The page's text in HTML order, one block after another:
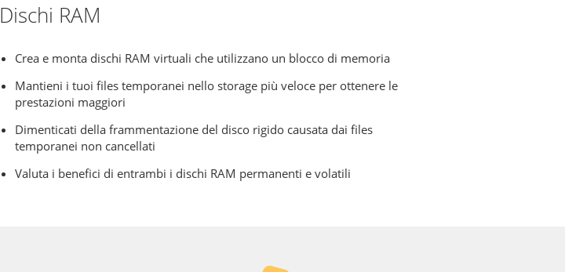
Dischi RAM
Crea e monta dischi RAM virtuali che utilizzano un blocco di memoria
Mantieni i tuoi files temporanei nello storage più veloce per ottenere le
prestazioni maggiori
Dimenticati della frammentazione del disco rigido causata dai files
temporanei non cancellati
Valuta i benefici di entrambi i dischi RAM permanenti e volatili